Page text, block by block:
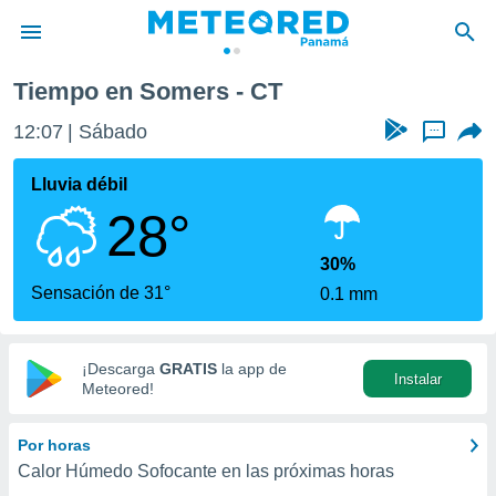
de
ha
para
que se
calidad.
a este
las
y
digital
basada
Tiempo en Somers - CT
12:07 Sábado ...
Lluvia débil
28°
Sensación de 31°
30%
0.1 mm
¡Descarga GRATIS la app de
Meteored!
Instalar
Por horas
Calor Húmedo Sofocante en las próximas horas